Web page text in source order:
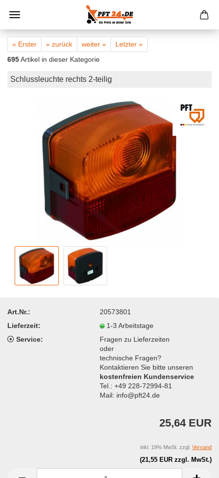
« Erster « zurück weiter »
Letzter »
695Artikel in dieser Kategorie
Schlussleuchte rechts 2-teilig
Art.Nr.:
20573801
Lieferzeit:
1-3 Arbeitstage
Service:
Fragen zu Lieferzeiten
oder
technische Fragen?
Kontaktieren Sie bitte unseren
kostenfreien Kundenservice
Tel.: +49 228-72994-81
Mail: info@pft24.de
25,64 EUR
(21,55 EUR zzgl. MwSt.)
inkl. 19% MwSt. zzgl. Versand